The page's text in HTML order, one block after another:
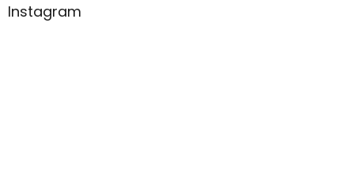
Instagram